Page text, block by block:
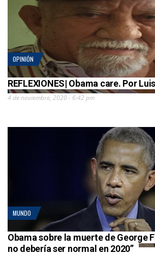
OPINIÓN
REFLEXIONES| Obama care. Por
4 de noviembre, 2020 - 6:42 pm
MUNDO
Obama sobre la muerte de George
no debería ser normal en 2020”